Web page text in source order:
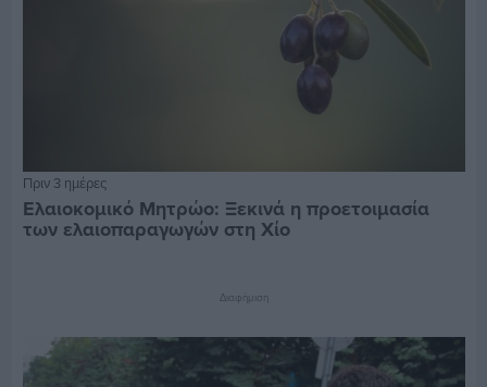
Πριν 3 ημέρες
Ελαιοκομικό Μητρώο: Ξεκινά η προετοιμασία
των ελαιοπαραγωγών στη Χίο
Διαφήμιση